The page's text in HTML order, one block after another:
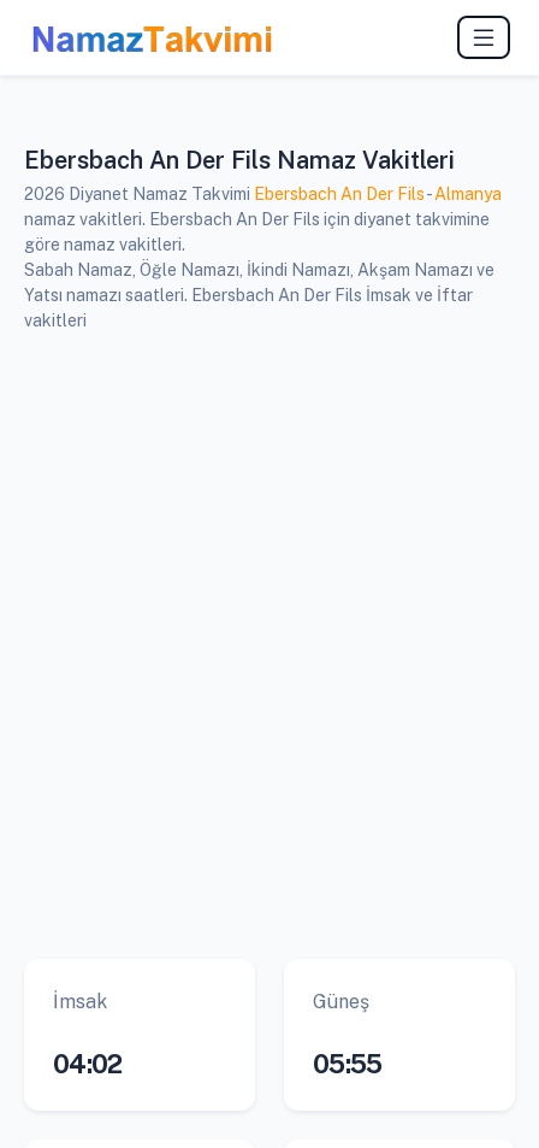
Ebersbach An Der Fils Namaz Vakitleri
2026 Diyanet Namaz Takvimi Ebersbach An Der Fils-Almanya
namaz vakitleri. Ebersbach An Der Fils için diyanet takvimine
göre namaz vakitleri.
Sabah Namaz, Öğle Namazı, İkindi Namazı, Akşam Namazı ve
Yatsı namazı saatleri. Ebersbach An Der Fils İmsak ve İftar
vakitleri
İmsak
04:02
Güneş
05:55